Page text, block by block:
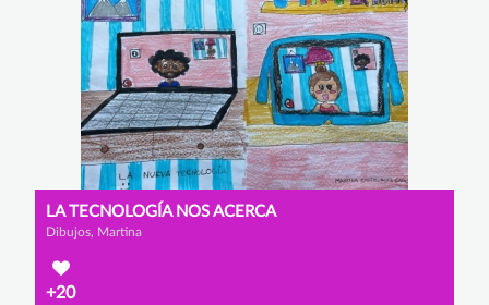
LA TECNOLOGÍA NOS ACERCA
Dibujos, Martina
+20